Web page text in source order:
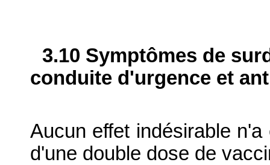
3.10 Symptômes de
conduite d'urgence et
Aucun effet indésirable
d'une double dose de